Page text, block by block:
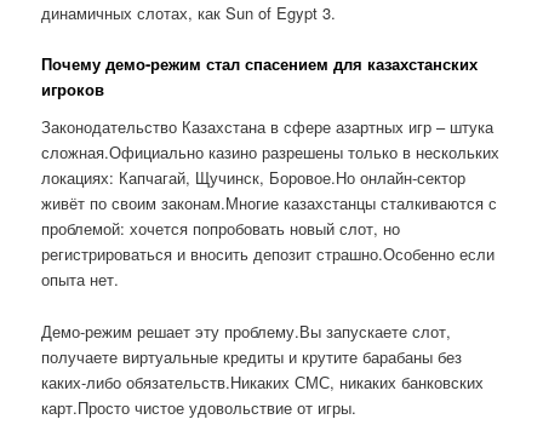
динамичных слотах, как Sun of Egypt 3.
Почему демо-режим стал спасением для казахстанских
игроков
Законодательство Казахстана в сфере азартных игр – штука
сложная.Официально казино разрешены только в нескольких
локациях: Капчагай, Щучинск, Боровое.Но онлайн-сектор
живёт по своим законам.Многие казахстанцы сталкиваются с
проблемой: хочется попробовать новый слот, но
регистрироваться и вносить депозит страшно.Особенно если
опыта нет.
Демо-режим решает эту проблему.Вы запускаете слот,
получаете виртуальные кредиты и крутите барабаны без
каких-либо обязательств.Никаких СМС, никаких банковских
карт.Просто чистое удовольствие от игры.